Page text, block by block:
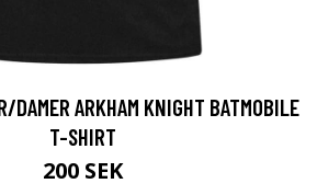
DAMER ARKHAM KNIGHT BATMOBILE
T-SHIRT
200 SEK